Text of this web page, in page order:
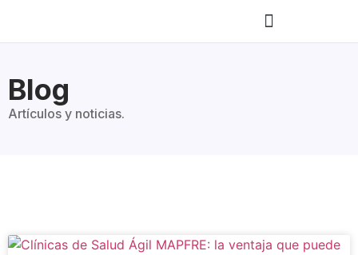
Blog
Artículos y noticias.